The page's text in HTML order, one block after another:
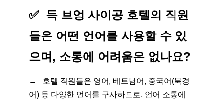
✅ 득 브엉 사이공 호텔의 직원
들은 어떤 언어를 사용할 수 있
으며, 소통에 어려움은 없나요?
→
호텔 직원들은 영어, 베트남어, 중국어(북경
어) 등 다양한 언어를 구사하므로, 언어 소통에